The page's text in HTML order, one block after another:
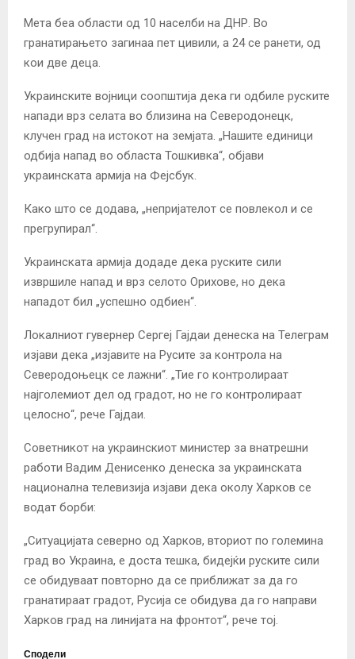
Мета беа области од 10 населби на ДНР. Во
гранатирањето загинаа пет цивили, а 24 се ранети, од
кои две деца.
Украинските војници соопштија дека ги одбиле руските
напади врз селата во близина на Северодонецк,
клучен град на истокот на земјата. „Нашите единици
одбија напад во областа Тошкивка“, објави
украинската армија на Фејсбук.
Како што се додава, „непријателот се повлекол и се
прегрупирал“.
Украинската армија додаде дека руските сили
извршиле напад и врз селото Орихове, но дека
нападот бил „успешно одбиен“.
Локалниот гувернер Сергеј Гајдаи денеска на Телеграм
изјави дека „изјавите на Русите за контрола на
Северодоњецк се лажни“. „Тие го контролираат
најголемиот дел од градот, но не го контролираат
целосно“, рече Гајдаи.
Советникот на украинскиот министер за внатрешни
работи Вадим Денисенко денеска за украинската
национална телевизија изјави дека околу Харков се
водат борби:
„Ситуацијата северно од Харков, вториот по големина
град во Украина, е доста тешка, бидејќи руските сили
се обидуваат повторно да се приближат за да го
гранатираат градот, Русија се обидува да го направи
Харков град на линијата на фронтот“, рече тој.
Сподели